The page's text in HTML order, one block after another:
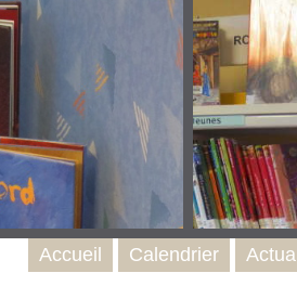
Accueil Calendrier